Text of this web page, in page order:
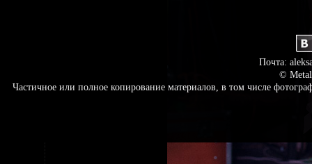
Почта:
©
Частичное или полное копирование материалов, в том числе